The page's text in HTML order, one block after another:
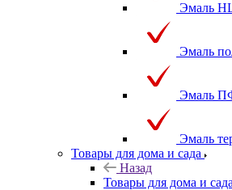
Эмаль
Эмаль
Эмаль
Эмаль
Товары для дома и сада
Назад
Товары для дома и сада